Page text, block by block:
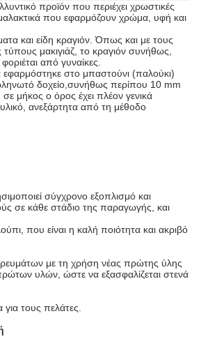
προϊόν που περιέχει χρωστικές
μαλακτικά που εφαρμόζουν χρώμα, υφή και
και είδη κραγιόν. Όπως και με τους
μακιγιάζ, το κραγιόν συνήθως,
από γυναίκες.
εφαρμόστηκε στο μπαστούνι (παλούκι)
δοχείο,συνήθως περίπου 10 mm
μήκος ο όρος έχει πλέον γενικά
υλικό, ανεξάρτητα από τη μέθοδο
σύγχρονο εξοπλισμό και
σε κάθε στάδιο της παραγωγής, και
που είναι η καλή ποιότητα και ακριβό
με τη χρήση νέας πρώτης ύλης
υλών, ώστε να εξασφαλίζεται στενά
για τους πελάτες.